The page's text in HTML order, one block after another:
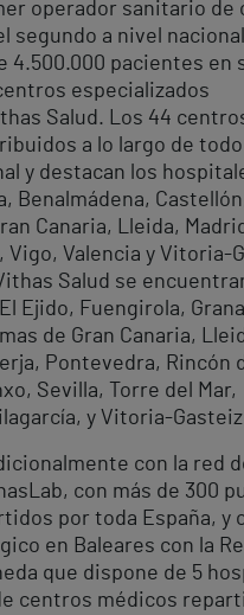
operador sanitario de
segundo a nivel
4.500.000 pacientes en
especializados
Salud. Los 44
a lo largo de todo
y destacan los
Benalmádena,
Canaria, Lleida,
Vigo, Valencia y Vitoria-
Salud se
Ejido, Fuengirola,
de Gran Canaria,
Pontevedra, Rincón
Sevilla, Torre del Mar,
y Vitoria-
con la red
con más de 300
por toda España, y
en Baleares con la
que dispone de 5
centros médicos